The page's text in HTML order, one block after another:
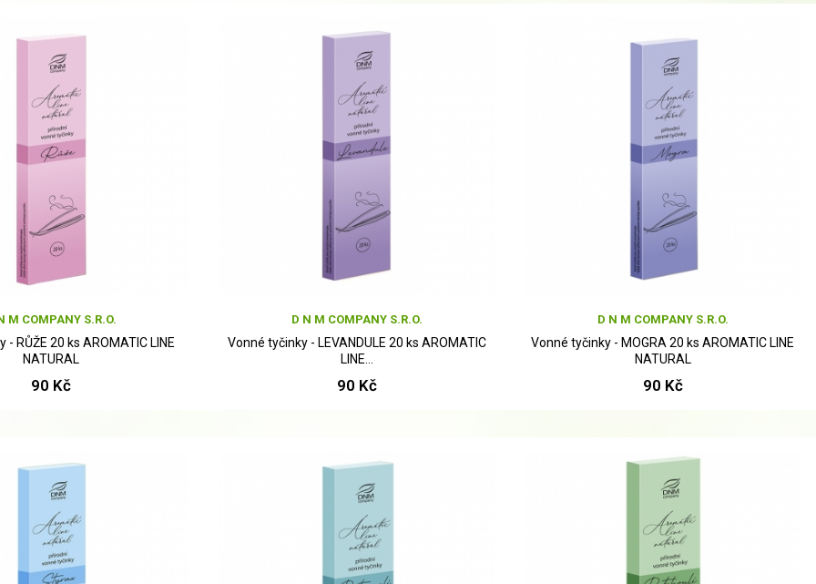
M COMPANY S.R.O.
- RŮŽE 20 ks AROMATIC LINE
NATURAL
90 Kč
D N M COMPANY S.R.O.
Vonné tyčinky - LEVANDULE 20 ks AROMATIC
LINE...
90 Kč
D N M COMPANY S.R.O.
Vonné tyčinky - MOGRA 20 ks AROMATIC LINE
NATURAL
90 Kč